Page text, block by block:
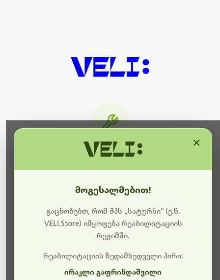
ბოდიშს გიხდით შეფერხებისთვის. ამჟამად
მიმდინარეობს საიტის განახლება და ტექნიკური
სამუშაოები.
მალე ისევ ხელმისაწვდომი იქნება. გმადლობთ
მოგესალმებით!
გაცნობებთ, რომ შპს „სატურნი“ (ე.წ.
VELI.Store) იმყოფება რეაბილიტაციის
რეჟიმში.
რეაბილიტაციის ზედამხედველი პირი:
ირაკლი გაფრინდაშვილი
×